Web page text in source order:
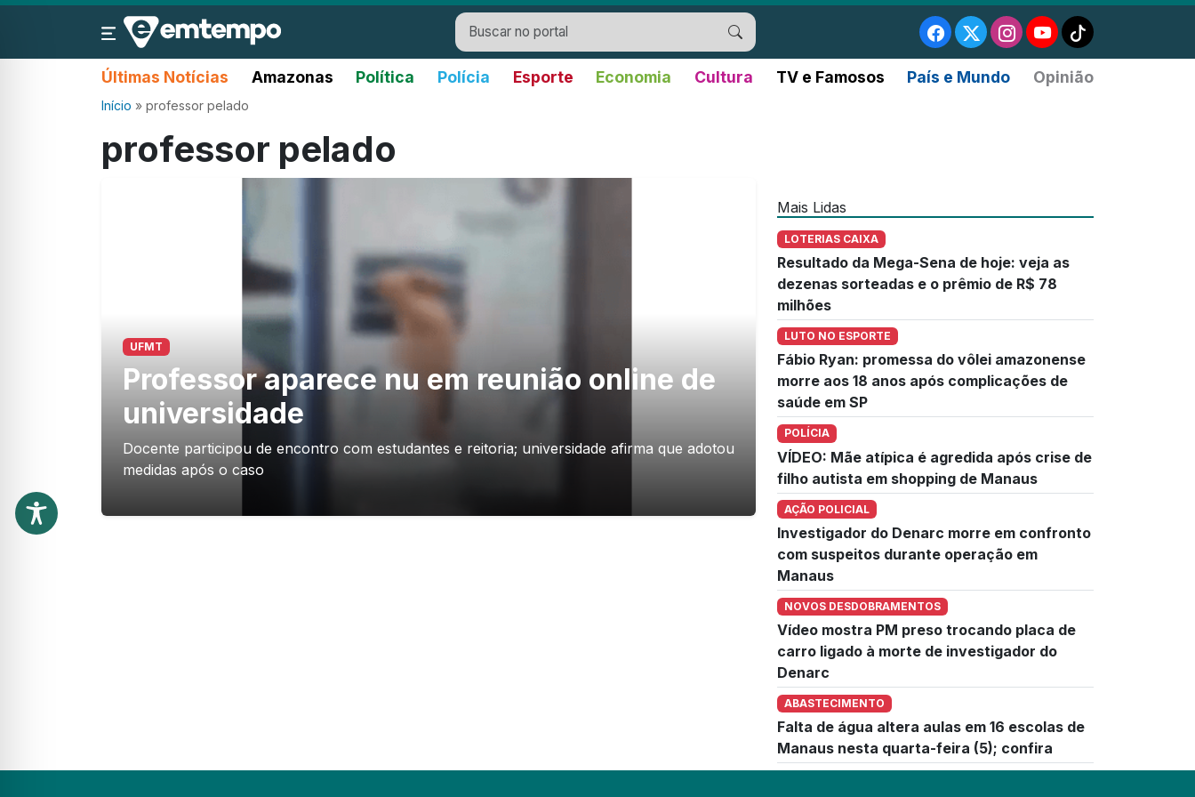
Últimas Notícias Amazonas Política Polícia Esporte Economia Cultura TV e Famosos País e Mundo Opinião
Início » professor pelado
professor pelado
UFMT
Professor aparece nu em reunião online de
universidade
Docente participou de encontro com estudantes e reitoria; universidade afirma que adotou
medidas após o caso
Mais Lidas
LOTERIAS CAIXA
Resultado da Mega-Sena de hoje: veja as
dezenas sorteadas e o prêmio de R$ 78
milhões
LUTO NO ESPORTE
Fábio Ryan: promessa do vôlei amazonense
morre aos 18 anos após complicações de
saúde em SP
POLÍCIA
VÍDEO: Mãe atípica é agredida após crise de
filho autista em shopping de Manaus
AÇÃO POLICIAL
Investigador do Denarc morre em confronto
com suspeitos durante operação em
Manaus
NOVOS DESDOBRAMENTOS
Vídeo mostra PM preso trocando placa de
carro ligado à morte de investigador do
Denarc
ABASTECIMENTO
Falta de água altera aulas em 16 escolas de
Manaus nesta quarta-feira (5); confira